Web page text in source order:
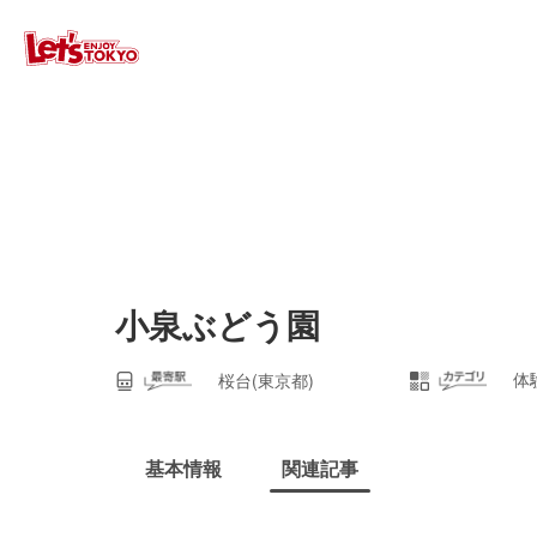
小泉ぶどう園
桜台(東京都) 体
基本情報 関連記事